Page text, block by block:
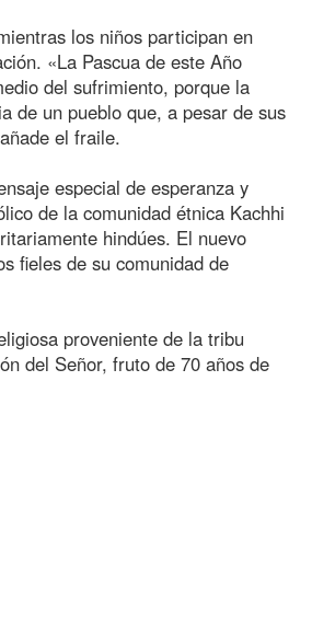
los niños participan en
«La Pascua de este Año
del sufrimiento, porque la
de un pueblo que, a pesar de sus
el fraile.
especial de esperanza y
de la comunidad étnica Kachhi
hindúes. El nuevo
fieles de su comunidad de
proveniente de la tribu
del Señor, fruto de 70 años de